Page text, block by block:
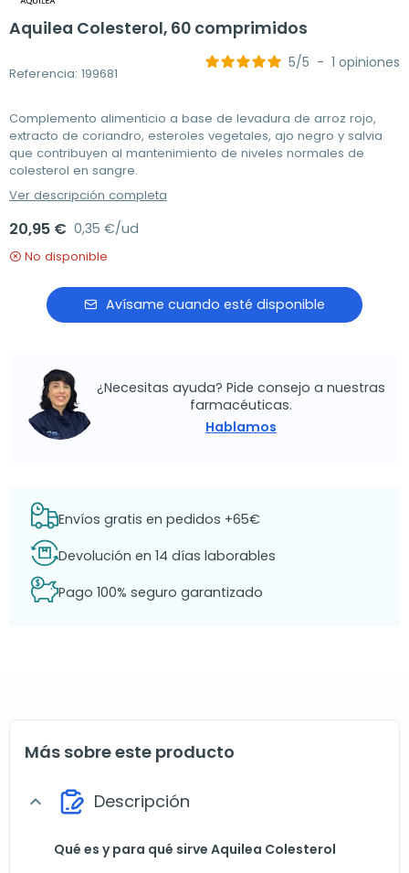
Aquilea Colesterol, 60 comprimidos
Referencia: 199681
5/5 - 1 opiniones
Complemento alimenticio a base de levadura de arroz rojo,
extracto de coriandro, esteroles vegetales, ajo negro y salvia
que contribuyen al mantenimiento de niveles normales de
colesterol en sangre.
Ver descripción completa
20,95 € 0,35 €/ud
No disponible
Avísame cuando esté disponible
¿Necesitas ayuda? Pide consejo a nuestras
farmacéuticas.
Hablamos
Envíos gratis en pedidos +65€
Devolución en 14 días laborables
Pago 100% seguro garantizado
Más sobre este producto
expand_more Descripción
Qué es y para qué sirve Aquilea Colesterol